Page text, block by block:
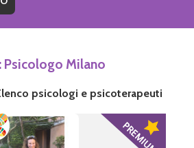
Milano
psicologi e psicoterapeuti